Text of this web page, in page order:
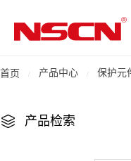
首页 产品中心 保护元
产品检索